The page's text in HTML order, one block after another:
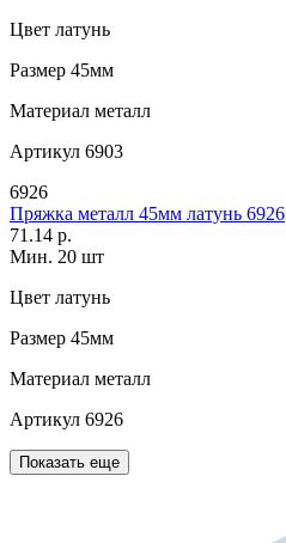
Цвет латунь
Размер 45мм
Материал металл
Артикул 6903
6926
Пряжка металл 45мм латунь 6926
71.14 р.
Мин. 20 шт
Цвет латунь
Размер 45мм
Материал металл
Артикул 6926
Показать еще